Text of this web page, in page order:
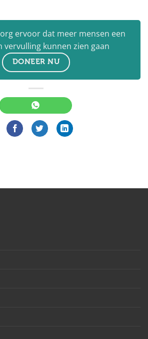
ervoor dat meer mensen een
vervulling kunnen zien gaan
DONEER NU